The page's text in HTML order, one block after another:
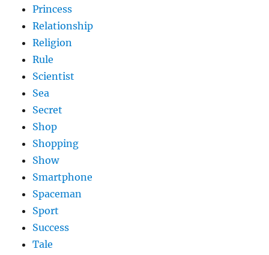
Princess
Relationship
Religion
Rule
Scientist
Sea
Secret
Shop
Shopping
Show
Smartphone
Spaceman
Sport
Success
Tale